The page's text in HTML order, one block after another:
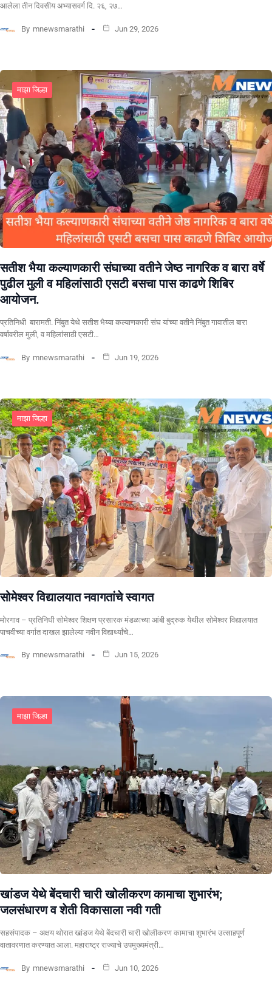
आलेला तीन दिवसीय अभ्यासवर्ग दि. २६, २७…
By mnewsmarathi Jun 29, 2026
माझा जिल्हा
सतीश भैया कल्याणकारी संघाच्या वतीने जेष्ठ नागरिक व बारा वर्षे
पुढील मुली व महिलांसाठी एसटी बसचा पास काढणे शिबिर
आयोजन.
प्रतिनिधी बारामती. निंबुत येथे सतीश भैय्या कल्याणकारी संघ यांच्या वतीने निंबुत गावातील बारा
वर्षावरील मुली, व महिलांसाठी एसटी…
By mnewsmarathi Jun 19, 2026
माझा जिल्हा
सोमेश्वर विद्यालयात नवागतांचे स्वागत
मोरगाव – प्रतिनिधी सोमेश्वर शिक्षण प्रसारक मंडळाच्या आंबी बुद्रुक येथील सोमेश्वर विद्यालयात
पाचवीच्या वर्गात दाखल झालेल्या नवीन विद्यार्थ्यांचे…
By mnewsmarathi Jun 15, 2026
माझा जिल्हा
खांडज येथे बेंदचारी चारी खोलीकरण कामाचा शुभारंभ;
जलसंधारण व शेती विकासाला नवी गती
सहसंपादक – अक्षय थोरात खांडज येथे बेंदचारी चारी खोलीकरण कामाचा शुभारंभ उत्साहपूर्ण
वातावरणात करण्यात आला. महाराष्ट्र राज्याचे उपमुख्यमंत्री…
By mnewsmarathi Jun 10, 2026